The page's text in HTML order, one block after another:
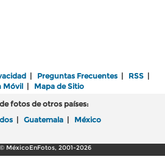
| Preguntas Frecuentes | RSS |
Móvil| Mapa de Sitio
fotos de otros países:
| Guatemala | México
MéxicoEnFotos, 2001-2026